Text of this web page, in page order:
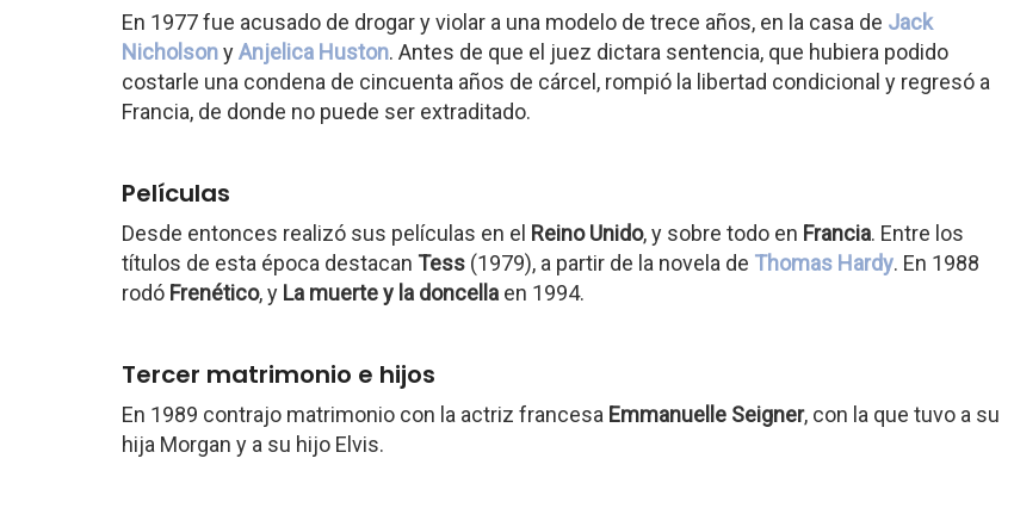
En 1977 fue acusado de drogar y violar a una modelo de trece años, en la casa de Jack
NicholsonyAnjelica Huston. Antes de que el juez dictara sentencia, que hubiera podido
costarle una condena de cincuenta años de cárcel, rompió la libertad condicional y regresó a
Francia, de donde no puede ser extraditado.
Películas
Desde entonces realizó sus películas en el Reino Unido, y sobre todo en Francia. Entre los
títulos de esta época destacan Tess (1979), a partir de la novela de Thomas Hardy. En 1988
rodó Frenético, y La muerte y la doncella en 1994.
Tercer matrimonio e hijos
En 1989 contrajo matrimonio con la actriz francesa Emmanuelle Seigner, con la que tuvo a su
hija Morgan y a su hijo Elvis.